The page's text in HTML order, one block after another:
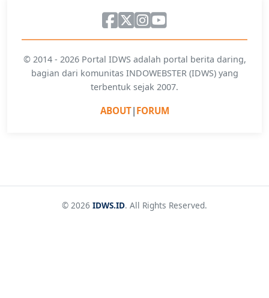
© 2014 - 2026 Portal IDWS adalah portal berita daring,
bagian dari komunitas INDOWEBSTER (IDWS) yang
terbentuk sejak 2007.
ABOUT| FORUM
© 2026 IDWS.ID. All Rights Reserved.